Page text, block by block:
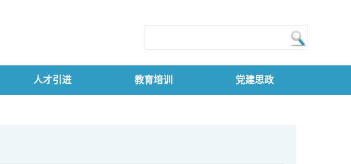
人才引进 教育培训 党建思政